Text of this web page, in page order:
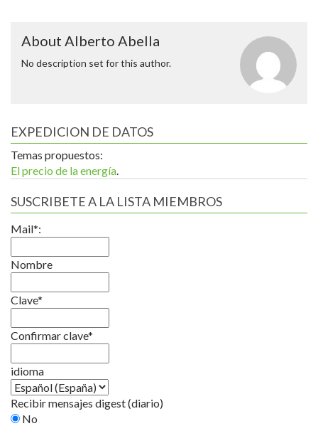
About Alberto Abella
No description set for this author.
EXPEDICION DE DATOS
Temas propuestos:
El precio de la energía.
SUSCRIBETE A LA LISTA MIEMBROS
Mail*:
Nombre
Clave*
Confirmar clave*
idioma
Recibir mensajes digest (diario)
No